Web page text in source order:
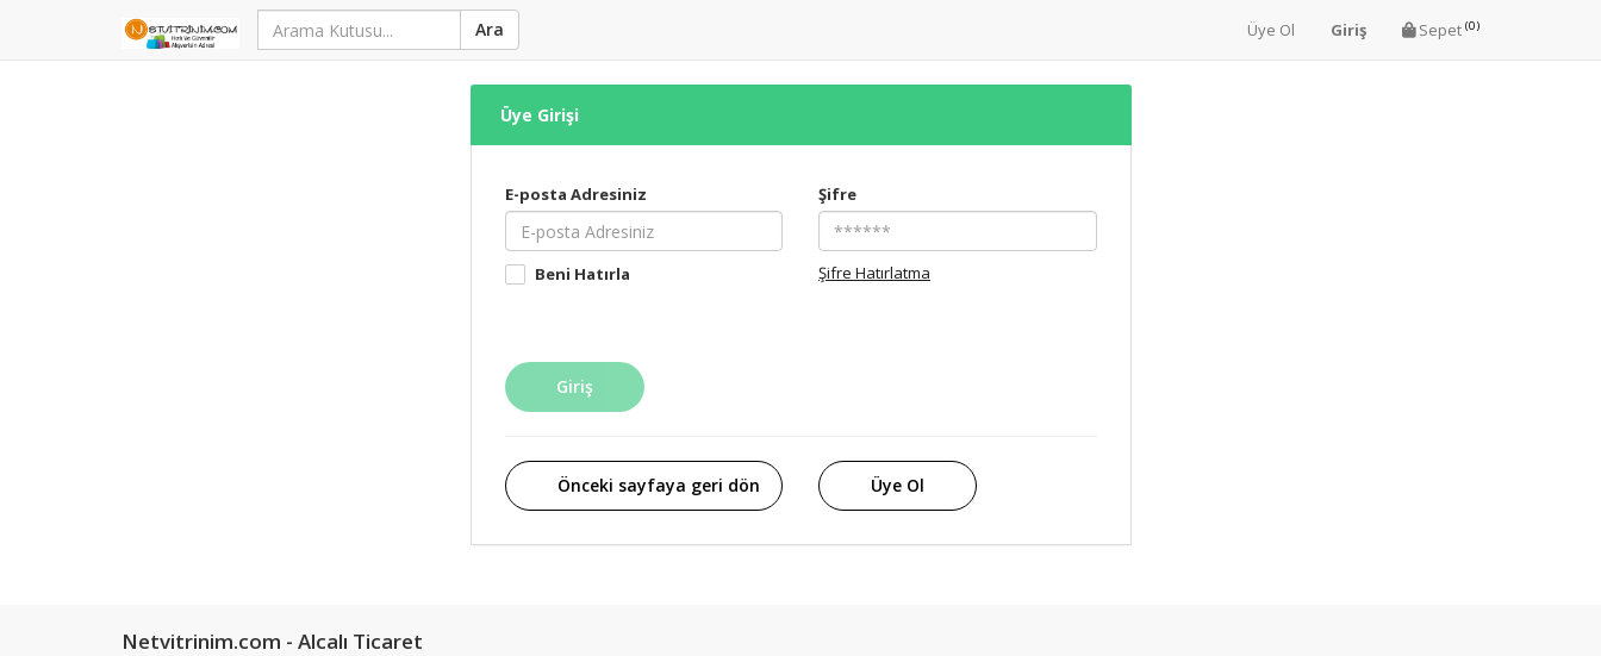
Ara Üye Ol Giriş Sepet (0)
Üye Girişi
E-posta Adresiniz Şifre
Beni Hatırla Şifre Hatırlatma
Giriş
Önceki sayfaya geri dön Üye Ol
Netvitrinim.com - Alcalı Ticaret